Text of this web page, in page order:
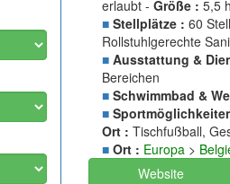
erlaubt - Größe : 5,5
■ Stellplätze : 60
Rollstuhlgerechte
■ Ausstattung &
Bereichen
■ Schwimmbad &
■
Ort : Tischfußball,
■ Ort : Europa >
Website